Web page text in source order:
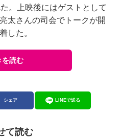
。上映後にはゲストとして
太さんの司会でトークが開
した。
を読む
シェア LINEで送る
て読む